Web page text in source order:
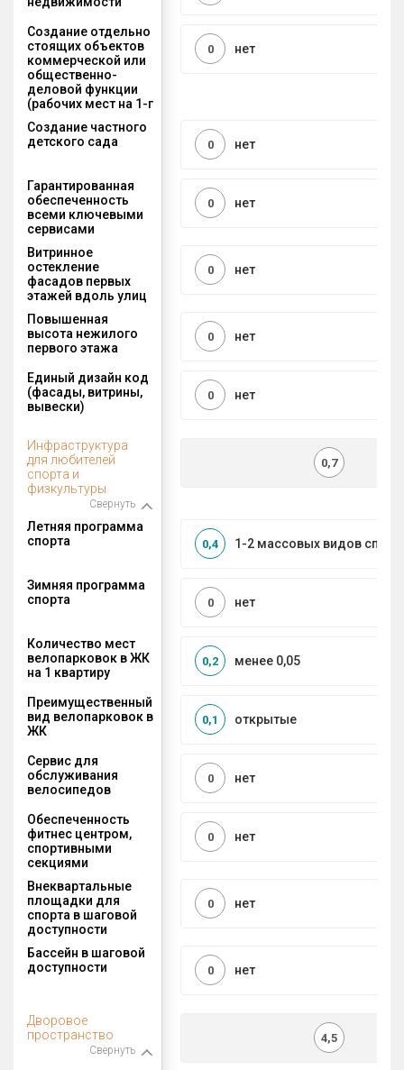
Создание отдельно
стоящих объектов
коммерческой или
общественно-
деловой функции
(рабочих мест на 1-г
нет
0
Создание частного
детского сада
нет
0
Гарантированная
обеспеченность
всеми ключевыми
сервисами
нет
0
Витринное
остекление
фасадов первых
этажей вдоль улиц
нет
0
Повышенная
высота нежилого
первого этажа
нет
0
Единый дизайн код
(фасады, витрины,
вывески)
нет
0
Инфраструктура
для любителей
спорта и
физкультуры
Свернуть
0,7
Летняя программа
спорта
1-2 массовых видов
0,4
Зимняя программа
спорта
нет
0
Количество мест
велопарковок в ЖК
на 1 квартиру
менее 0,05
0,2
Преимущественный
вид велопарковок в
ЖК
открытые
0,1
Сервис для
обслуживания
велосипедов
нет
0
Обеспеченность
фитнес центром,
спортивными
секциями
нет
0
Внеквартальные
площадки для
спорта в шаговой
доступности
нет
0
Бассейн в шаговой
доступности
нет
0
Дворовое
пространство
Свернуть
4,5